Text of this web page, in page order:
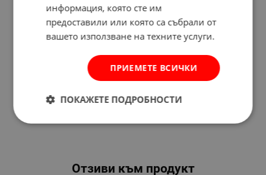
Отзиви към продукт
информация, която сте им
предоставили или която са събрали от
вашето използване на техните услуги.
ПРИЕМЕТЕ ВСИЧКИ
ПОКАЖЕТЕ ПОДРОБНОСТИ